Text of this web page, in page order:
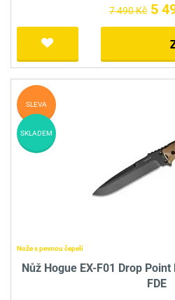
7 490 Kč 5
Nože s pevnou čepelí
Nůž Hogue EX-F01 Drop
FDE
SLEVA
SKLADEM